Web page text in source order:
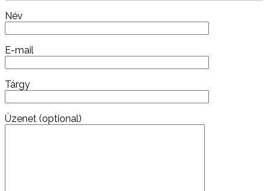
Név
E-mail
Tárgy
Üzenet (optional)